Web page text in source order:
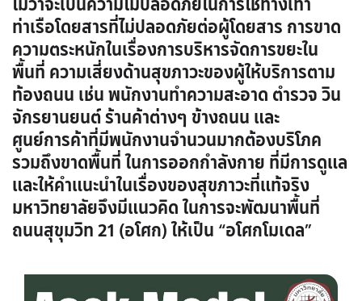
ท่าเรือโดยสารที่ไม่ปลอดภัยต่อผู้โดยสาร การขาด
ความตระหนักในเรื่องการบริหารจัดการขยะใน
พื้นที่ ความเสี่ยงด้านสุขภาวะของผู้ให้บริการตาม
ท้องถนน เช่น พนักงานทำความสะอาด ตำรวจ วิน
จักรยานยนต์ ร้านค้าต่างๆ ข้างถนน และ
ศูนย์การค้าที่มีพนักงานจำนวนมากต้องบริโภค
รวมถึงขาดพื้นที่ ในการออกกำลังกาย ที่มีการดูแล
และให้คำแนะนำในเรื่องของสุขภาวะที่แท้จริง
มหาวิทยาลัยจึงมีแนวคิด ในการจะพัฒนาพื้นที่
ถนนสุขุมวิท 21 (อโศก) ให้เป็น “อโศกโมเดล”